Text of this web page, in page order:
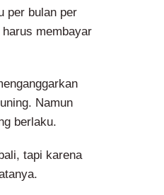
per bulan per
membayar
Namun
berlaku.
tapi karena